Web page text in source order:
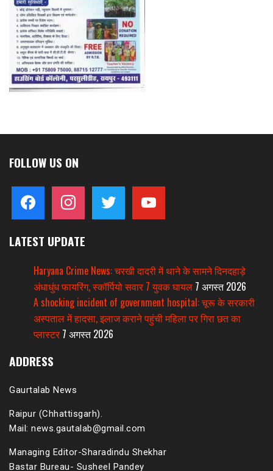
FOLLOW US ON
facebook instagram twitter youtube
LATEST UPDATE
Haryana Crime News: चरखी दादरी में थाने के सामने दिनदहाड़े
अंधाधुंध फायरिंग, स्कॉर्पियो सवार 7 युवक घायल 7 अगस्त 2026
A shocking incident of government hospital: चूरू के सरकारी
अस्पताल में हादसा, इलाज कराने पहुंची महिला पर गिरा छत का
प्लास्टर 7 अगस्त 2026
ADDRESS
Gaurtalab News
Raipur (Chhattisgarh).
Mail: news.gautalab@gmail.com
Managing Editor-Sharadindu Shekhar
Bastar Bureau- Susheel Pandey